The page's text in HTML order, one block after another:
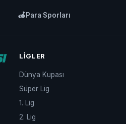
🦽Para Sporları
LIGLER
Dünya Kupası
Süper Lig
1. Lig
2. Lig